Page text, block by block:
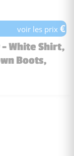
voir les prix€
- White Shirt,
Boots,